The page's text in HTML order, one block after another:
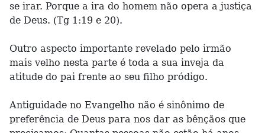
se irar. Porque a ira do homem não opera a justiça
de Deus. (Tg 1:19 e 20).
Outro aspecto importante revelado pelo irmão
mais velho nesta parte é toda a sua inveja da
atitude do pai frente ao seu filho pródigo.
Antiguidade no Evangelho não é sinônimo de
preferência de Deus para nos dar as bênçãos que